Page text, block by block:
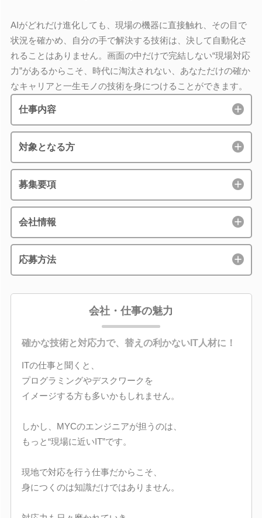
AIがどれだけ進化しても、現場の機器に直接触れ、その目で
状況を確かめ、自分の手で解決する技術は、決して自動化さ
れることはありません。画面の中だけで完結しない“現場対応
力”があるからこそ、時代に淘汰されない、あなただけの確か
なキャリアと一生モノの技術を身につけることができます。
仕事内容
対象となる方
募集要項
会社情報
応募方法
会社・仕事の魅力
確かな技術と対応力で、替えの利かないIT人材に！
ITの仕事と聞くと、
プログラミングやデスクワークを
イメージする方も多いかもしれません。
しかし、MYCのエンジニアが担うのは、
もっと“現場に近いIT”です。
現地で対応を行う仕事だからこそ、
身につくのは知識だけではありません。